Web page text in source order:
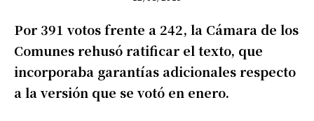
Por 391 votos frente a 242, la Cámara de los
Comunes rehusó ratificar el texto, que
incorporaba garantías adicionales respecto
a la versión que se votó en enero.